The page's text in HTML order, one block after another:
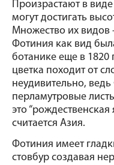
Произрастают в
могут достигать
Множество их видов
Фотиния как вид
ботанике еще в 1820
цветка походит от
неудивительно,
перламутровые
это
считается Азия.
Фотиния имеет
стовбур создавая